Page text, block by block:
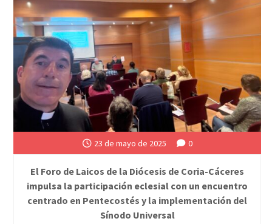
23 de mayo de 2025 0
El Foro de Laicos de la Diócesis de Coria-Cáceres
impulsa la participación eclesial con un encuentro
centrado en Pentecostés y la implementación del
Sínodo Universal